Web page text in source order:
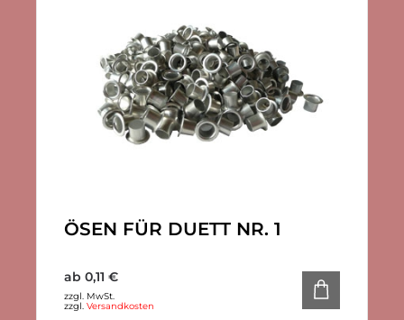
ÖSEN FÜR DUETT NR. 1
ab 0,11 €
zzgl. MwSt.
zzgl. Versandkosten